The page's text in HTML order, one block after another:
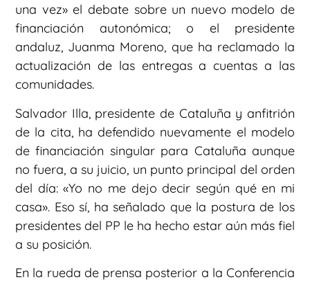
una vez» el debate sobre un nuevo modelo de
financiación autonómica; o el presidente
andaluz, Juanma Moreno, que ha reclamado la
actualización de las entregas a cuentas a las
comunidades.
Salvador Illa, presidente de Cataluña y anfitrión
de la cita, ha defendido nuevamente el modelo
de financiación singular para Cataluña aunque
no fuera, a su juicio, un punto principal del orden
del día: «Yo no me dejo decir según qué en mi
casa». Eso sí, ha señalado que la postura de los
presidentes del PP le ha hecho estar aún más fiel
a su posición.
En la rueda de prensa posterior a la Conferencia